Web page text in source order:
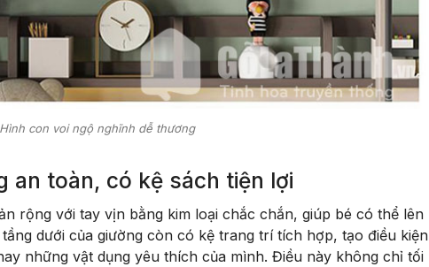
Hình con voi ngộ nghĩnh dễ thương
an toàn, có kệ sách tiện lợi
rộng với tay vịn bằng kim loại chắc chắn, giúp bé có thể lên
dưới của giường còn có kệ trang trí tích hợp, tạo điều kiện
những vật dụng yêu thích của mình. Điều này không chỉ tối